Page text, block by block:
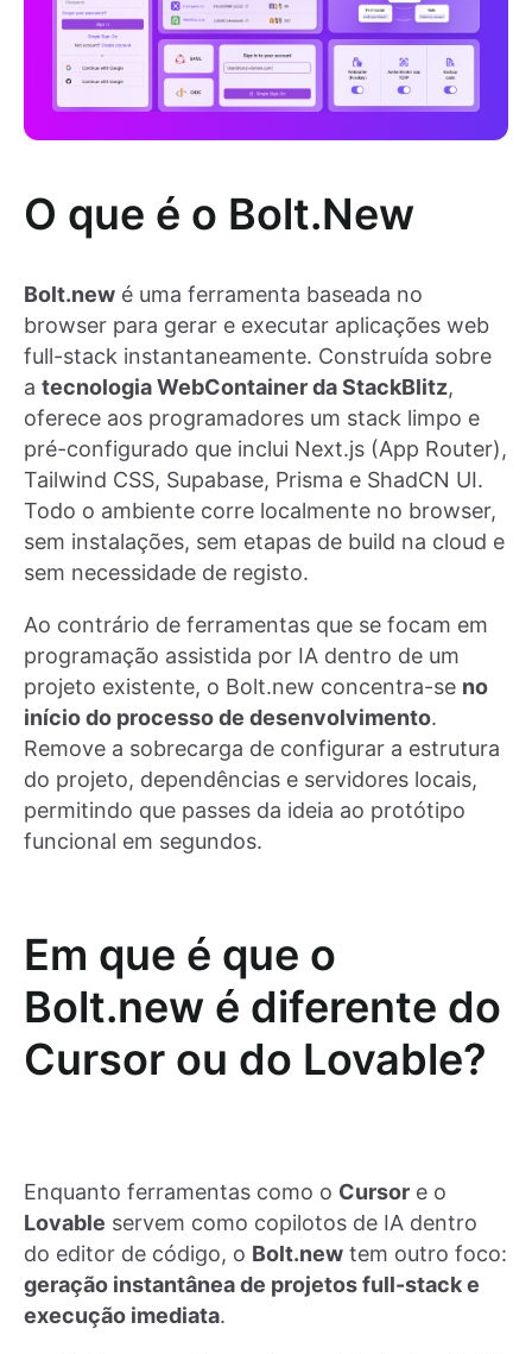
O que é o Bolt.New
Bolt.new é uma ferramenta baseada no
browser para gerar e executar aplicações web
full-stack instantaneamente. Construída sobre
a tecnologia WebContainer da StackBlitz,
oferece aos programadores um stack limpo e
pré-configurado que inclui Next.js (App Router),
Tailwind CSS, Supabase, Prisma e ShadCN UI.
Todo o ambiente corre localmente no browser,
sem instalações, sem etapas de build na cloud e
sem necessidade de registo.
Ao contrário de ferramentas que se focam em
programação assistida por IA dentro de um
projeto existente, o Bolt.new concentra-se no
início do processo de desenvolvimento.
Remove a sobrecarga de configurar a estrutura
do projeto, dependências e servidores locais,
permitindo que passes da ideia ao protótipo
funcional em segundos.
Em que é que o
Bolt.new é diferente do
Cursor ou do Lovable?
Enquanto ferramentas como o Cursor e o
Lovable servem como copilotos de IA dentro
do editor de código, o Bolt.new tem outro foco:
geração instantânea de projetos full-stack e
execução imediata.